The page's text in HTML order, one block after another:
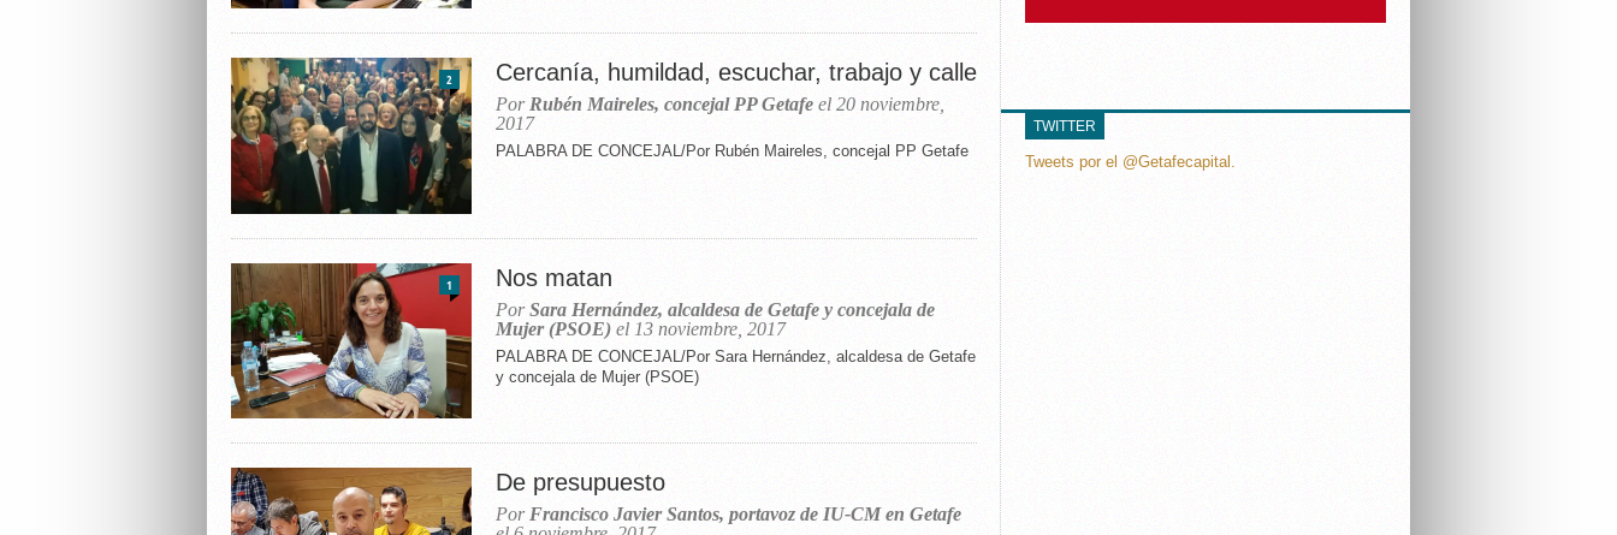
2 Cercanía, humildad, escuchar, trabajo y calle
Por Rubén Maireles, concejal PP Getafe el 20 noviembre,
2017
PALABRA DE CONCEJAL/Por Rubén Maireles, concejal PP Getafe
1 Nos matan
PorSara Hernández, alcaldesa de Getafe y concejala de
Mujer (PSOE) el 13 noviembre, 2017
PALABRA DE CONCEJAL/Por Sara Hernández, alcaldesa de Getafe
y concejala de Mujer (PSOE)
De presupuesto
Por Francisco Javier Santos, portavoz de IU-CM en Getafe
TWITTER
Tweets por el @Getafecapital.